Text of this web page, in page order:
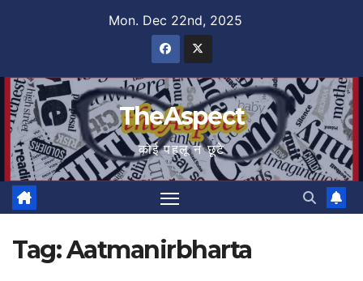
Mon. Dec 22nd, 2025
TheAspect
कोई पहलू न छूटे
Tag:Aatmanirbharta